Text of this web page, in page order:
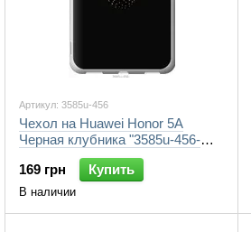
Артикул: 3585u-456
Чехол на Huawei Honor 5A
Черная клубника "3585u-456-
169 грн
Купить
В наличии